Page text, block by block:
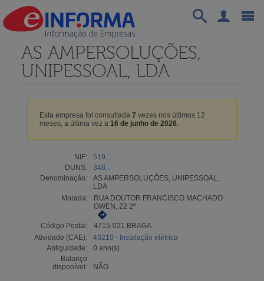
AS AMPERSOLUÇÕES,
UNIPESSOAL, LDA
Esta empresa foi consultada 7 vezes nos últimos 12
meses, a última vez a 16 de junho de 2026.
NIF:
519...
DUNS:
348...
Denominação:
AS AMPERSOLUÇÕES, UNIPESSOAL,
LDA
Morada:
RUA DOUTOR FRANCISCO MACHADO
OWEN, 22 2º
Código Postal:
4715-021 BRAGA
Atividade (CAE):
43210 - Instalação elétrica
Antiguidade:
0 ano(s)
Balanço
disponível:
NÃO